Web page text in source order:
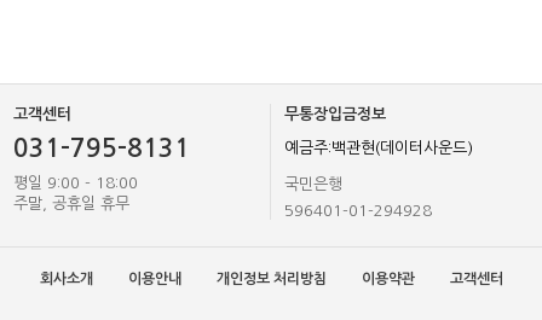
고객센터
031-795-8131
평일 9:00 - 18:00
주말, 공휴일 휴무
무통장입금정보
예금주:백관현(데이터사운드)
국민은행
596401-01-294928
회사소개 이용안내 개인정보 처리방침 이용약관 고객센터